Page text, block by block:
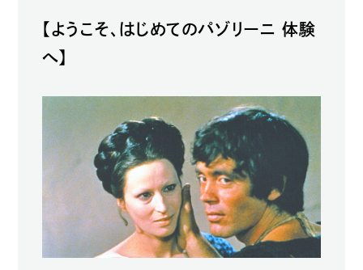
【ようこそ、はじめてのパゾリーニ 体験
へ】